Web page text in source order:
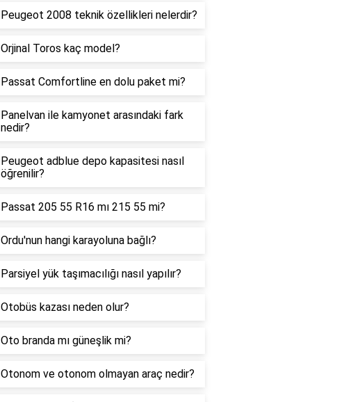
Peugeot 2008 teknik özellikleri nelerdir?
Orjinal Toros kaç model?
Passat Comfortline en dolu paket mi?
Panelvan ile kamyonet arasındaki fark
nedir?
Peugeot adblue depo kapasitesi nasıl
öğrenilir?
Passat 205 55 R16 mı 215 55 mi?
Ordu'nun hangi karayoluna bağlı?
Parsiyel yük taşımacılığı nasıl yapılır?
Otobüs kazası neden olur?
Oto branda mı güneşlik mi?
Otonom ve otonom olmayan araç nedir?